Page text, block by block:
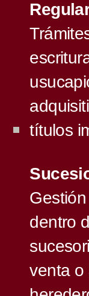
títulos
dentro
venta o